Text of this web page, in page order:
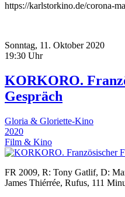
https://karlstorkino.de/corona-
Sonntag, 11. Oktober 2020
19:30 Uhr
KORKORO.
Gespräch
Gloria & Gloriette-Kino
2020
Film & Kino
FR 2009, R: Tony Gatlif, D:
James Thiérrée, Rufus, 111